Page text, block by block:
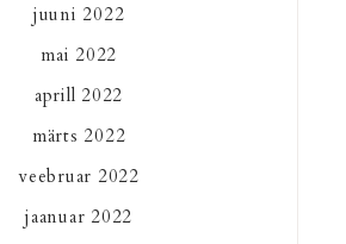
juuni 2022
mai 2022
aprill 2022
märts 2022
veebruar 2022
jaanuar 2022